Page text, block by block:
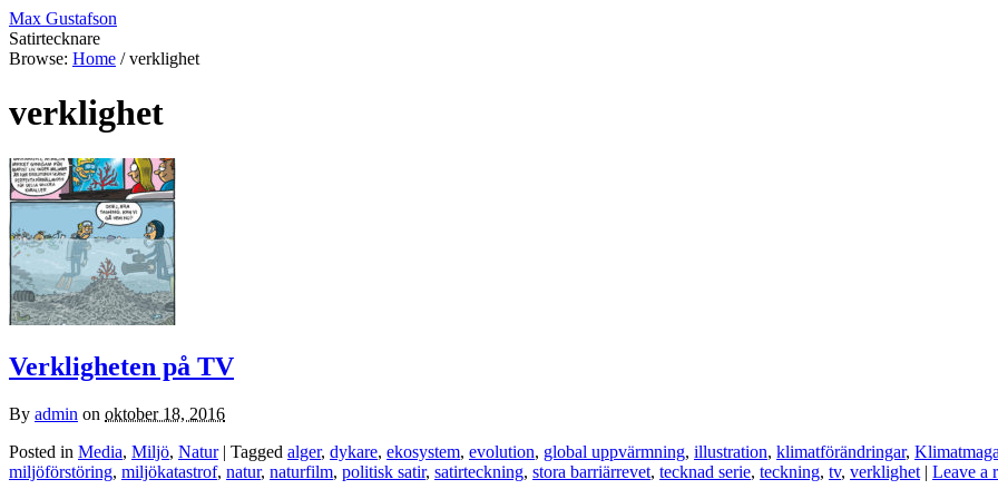
Max Gustafson
Satirtecknare
Browse: Home / verklighet
verklighet
Verkligheten på TV
By admin on oktober 18, 2016
Posted in Media, Miljö, Natur | Tagged alger, dykare, ekosystem, evolution, global uppvärmning, illustration, klimatförändringar,
miljöförstöring, miljökatastrof, natur, naturfilm, politisk satir, satirteckning, stora barriärrevet, tecknad serie, teckning, tv, verklighet | Leave a